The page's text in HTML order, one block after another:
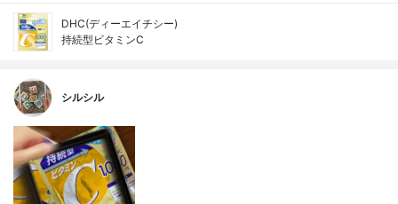
DHC(ディーエイチシー)
持続型ビタミンC
シルシル